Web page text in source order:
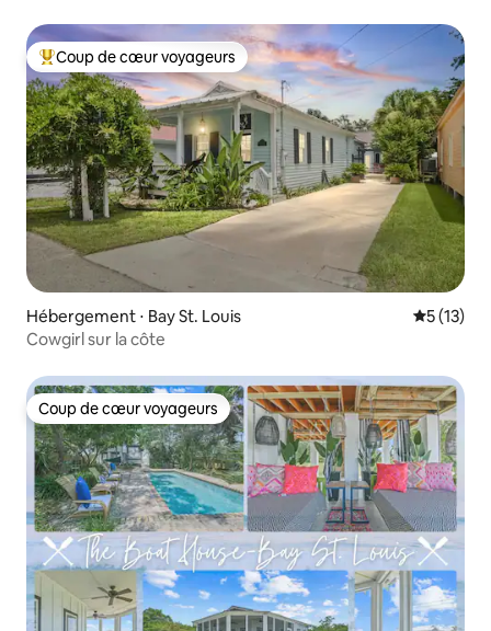
Coups de cœur voyageurs les plus appréciés
Coup de cœur voyageurs
Hébergement ⋅ Bay St. Louis
5 (13)
Cowgirl sur la côte
Coup de cœur voyageurs
Coup de cœur voyageurs